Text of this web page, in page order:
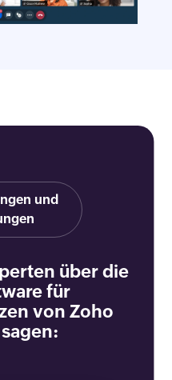
und
über die
für
von Zoho